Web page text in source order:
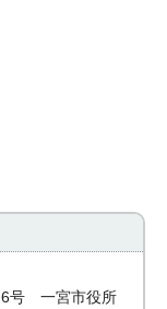
6号 一宮市役所